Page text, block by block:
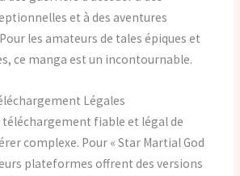
et à des aventures
les amateurs de tales épiques et
ce manga est un incontournable.
Légales
téléchargement fiable et légal de
complexe. Pour « Star Martial God
plateformes offrent des versions